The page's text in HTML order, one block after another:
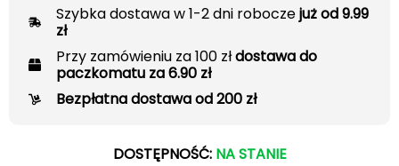
Szybka dostawa w 1-2 dni roboczejuż od 9.99
zł
Przy zamówieniu za 100 złdostawa do
paczkomatu za 6.90 zł
Bezpłatna dostawa od 200 zł
DOSTĘPNOŚĆ: NA STANIE